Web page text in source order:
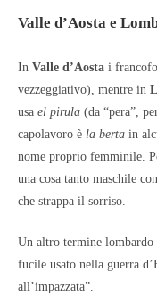
Valle d’Aosta e
In Valle d’Aosta i
vezzeggiativo), mentre in
usa el pirula (da “pera”,
capolavoro è la berta in
nome proprio femminile.
una cosa tanto maschile
che strappa il sorriso.
Un altro termine lombardo
fucile usato nella guerra
all’impazzata”.